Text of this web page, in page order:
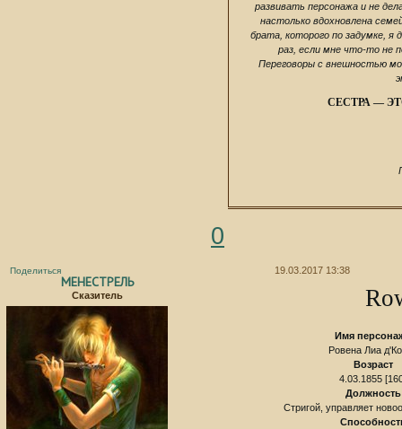
развивать персонажа и не
настолько вдохновлена
брата, которого по задумке, я
раз, если мне что-то не
Переговоры с внешностью
СЕСТРА —
0
Поделиться 19.03.2017 13:38
МЕНЕСТРЕЛЬ
Сказитель
Имя
Ровена Лиа
Возраст
4.03.1855
Должность
Стригой, управляет